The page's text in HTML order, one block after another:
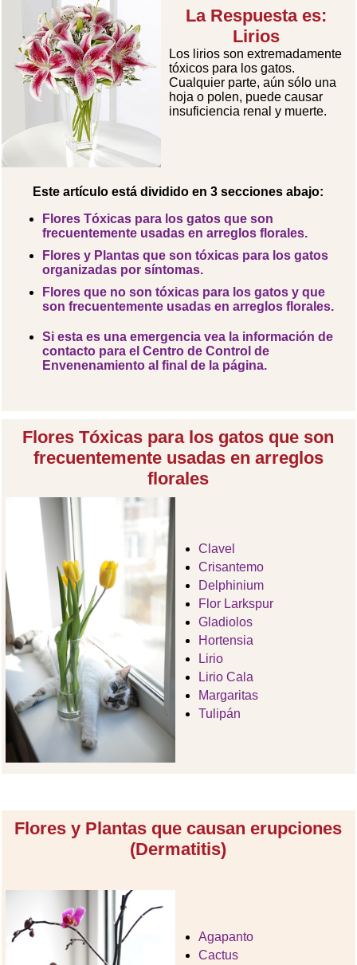
La Respuesta es:
Lirios
Los lirios son extremadamente
tóxicos para los gatos.
Cualquier parte, aún sólo una
hoja o polen, puede causar
insuficiencia renal y muerte.
Este artículo está dividido en 3 secciones abajo:
Flores Tóxicas para los gatos que son
frecuentemente usadas en arreglos florales.
Flores y Plantas que son tóxicas para los gatos
organizadas por síntomas.
Flores que no son tóxicas para los gatos y que
son frecuentemente usadas en arreglos florales.
Si esta es una emergencia vea la información de
contacto para el Centro de Control de
Envenenamiento al final de la página.
Flores Tóxicas para los gatos que son
frecuentemente usadas en arreglos
florales
Clavel
Crisantemo
Delphinium
Flor Larkspur
Gladiolos
Hortensia
Lirio
Lirio Cala
Margaritas
Tulipán
Flores y Plantas que causan erupciones
(Dermatitis)
Agapanto
Cactus